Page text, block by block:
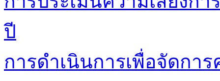
ปี
การดำเนินการเพื่อจัดกา